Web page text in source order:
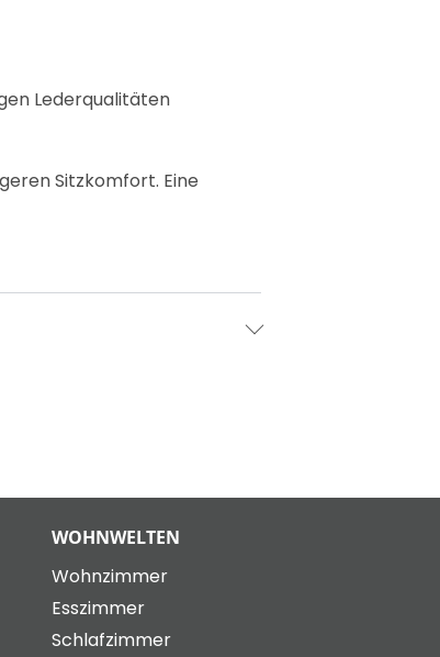
Lederqualitäten
Sitzkomfort. Eine
WOHNWELTEN
Wohnzimmer
Esszimmer
Schlafzimmer